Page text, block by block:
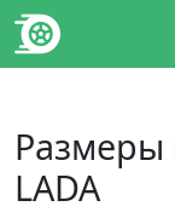
Размеры
LADA